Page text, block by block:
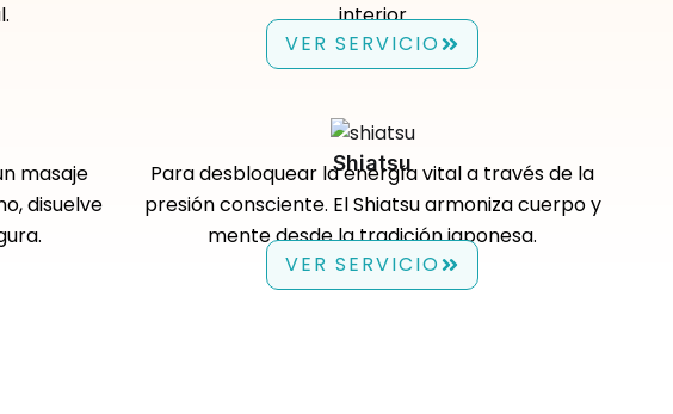
interior
VER SERVICIO
masaje
disuelve
Shiatsu
Para desbloquear la energía vital a través de la
presión consciente. El Shiatsu armoniza cuerpo y
mente desde la tradición japonesa.
VER SERVICIO